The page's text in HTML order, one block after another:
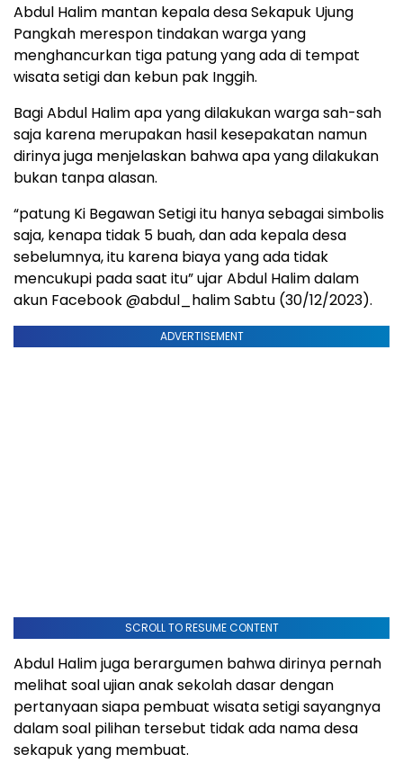
Abdul Halim mantan kepala desa Sekapuk Ujung
Pangkah merespon tindakan warga yang
menghancurkan tiga patung yang ada di tempat
wisata setigi dan kebun pak Inggih.
Bagi Abdul Halim apa yang dilakukan warga sah-sah
saja karena merupakan hasil kesepakatan namun
dirinya juga menjelaskan bahwa apa yang dilakukan
bukan tanpa alasan.
“patung Ki Begawan Setigi itu hanya sebagai simbolis
saja, kenapa tidak 5 buah, dan ada kepala desa
sebelumnya, itu karena biaya yang ada tidak
mencukupi pada saat itu” ujar Abdul Halim dalam
akun Facebook @abdul_halim Sabtu (30/12/2023).
ADVERTISEMENT
SCROLL TO RESUME CONTENT
Abdul Halim juga berargumen bahwa dirinya pernah
melihat soal ujian anak sekolah dasar dengan
pertanyaan siapa pembuat wisata setigi sayangnya
dalam soal pilihan tersebut tidak ada nama desa
sekapuk yang membuat.